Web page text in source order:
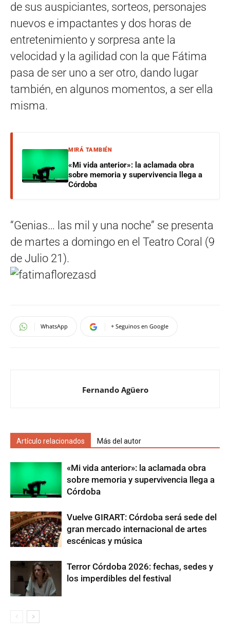
de sus auspiciantes, sorteos, personajes
nuevos e impactantes y dos horas de
entretenimiento y sorpresa ante la
velocidad y la agilidad con la que Fátima
pasa de ser uno a ser otro, dando lugar
también, en algunos momentos, a ser ella
misma.
MIRÁ TAMBIÉN
«Mi vida anterior»: la aclamada obra
sobre memoria y supervivencia llega a
Córdoba
“Genias… las mil y una noche” se presenta
de martes a domingo en el Teatro Coral (9
de Julio 21).
WhatsApp + Seguinos en Google
Fernando Agüero
Artículo relacionados Más del autor
«Mi vida anterior»: la aclamada obra
sobre memoria y supervivencia llega a
Córdoba
Vuelve GIRART: Córdoba será sede del
gran mercado internacional de artes
escénicas y música
Terror Córdoba 2026: fechas, sedes y
los imperdibles del festival